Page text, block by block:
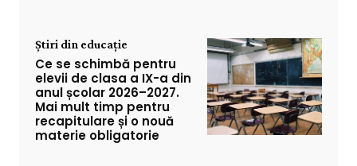
Știri din educație
Ce se schimbă pentru
elevii de clasa a IX-a din
anul școlar 2026–2027.
Mai mult timp pentru
recapitulare și o nouă
materie obligatorie